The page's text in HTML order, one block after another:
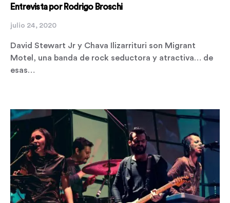
Entrevista por Rodrigo Broschi
julio 24, 2020
David Stewart Jr y Chava Ilizarrituri son Migrant
Motel, una banda de rock seductora y atractiva… de
esas…